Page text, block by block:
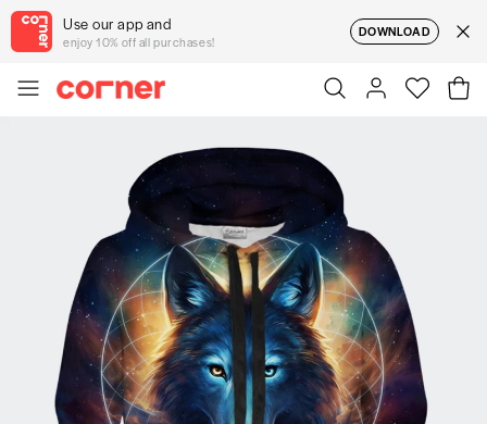
Use our app and
enjoy 10% off all purchases!
DOWNLOAD